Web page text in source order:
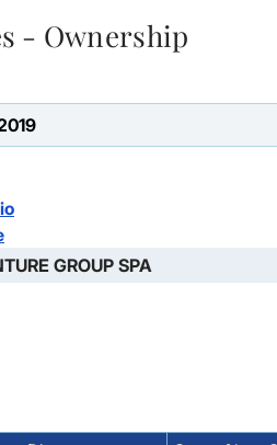
- Ownership
GROUP SPA